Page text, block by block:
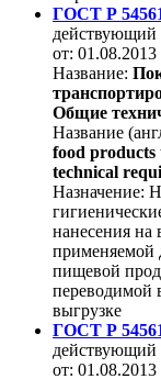
ГОСТ Р
действующий
от: 01.08.2013
Название:
Общие
Название
food products
technical
Назначение:
нанесения на
применяемой
пищевой
переводимой
выгрузке
ГОСТ Р
действующий
от: 01.08.2013